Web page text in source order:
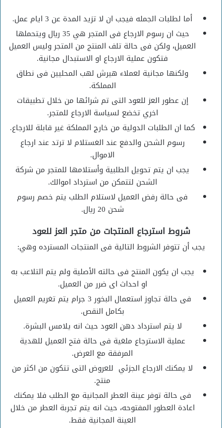
أما لطلبات الجمله فيجب ان لا تزيد المدة عن 3 ايام عمل.
حيث ان رسوم الارجاع فى المتجر هي 35 ريال ويتحملها
العميل، ولكن فى حالة تلف المنتج من المتجر وليس العميل
فتكون عملية الارجاع او الاستبدال مجانية.
ولكنها مجانية لعملاء هيرش لهب المحليين فى نطاق
المملكة.
إن عطور العز للعود التى تم شرائها من خلال تطبيقات
اخري تخضع لسياسة الارجاع للمتجر.
كما ان الطلبات الدولية من خارج المملكة غير قابلة للارجاع.
رسوم الشحن والدفع عند الغستلام لا ترتد عند ارجاع
الاموال.
يجب ان يتم تحويل الطلبية وأستلامها للمتجر من شركة
الشحن لتتمكن من استرداد اموالك.
فى حالة رفض العميل لاستلام الطلب يتم خصم رسوم
شحن 20 ريال.
شروط استرجاع المنتجات من متجر العز للعود
يجب أن تتوفر الشروط التالية فى المنتجات المسترده وهي:
يجب ان يكون المنتج فى حالته الأصلية ولم يتم التلاعب به
او احداث اى ضرر من العميل.
فى حالة تجاوز استعمال البخور 3 جرام يتم تغريم العميل
بكامل النقص.
لا يتم استرداد دهن العود حيث انه يلامس البشرة.
عملية الاسترجاع ملغية فى حالة فتح العميل للهدية
المرفقة مع العرض.
لا يمكنك الارجاع الجزئي للعروض التى تتكون من اكثر من
منتج.
فى حالة توفر عينة العطر المجانية مع الطلب فلا يمكنك
اعادة العطور المفتوحه، حيث انه يتم تجربة العطر من خلال
العينة المجانية فقط.